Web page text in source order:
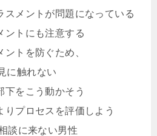
スメントが問題になっている
ントにも注意する
トを防ぐため、
に触れない
下をこう動かそう
プロセスを評価しよう
談に来ない男性